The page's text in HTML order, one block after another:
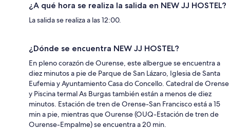
¿A qué hora se realiza la salida en NEW JJ HOSTEL?
La salida se realiza a las 12:00.
¿Dónde se encuentra NEW JJ HOSTEL?
En pleno corazón de Ourense, este albergue se encuentra a
diez minutos a pie de Parque de San Lázaro, Iglesia de Santa
Eufemia y Ayuntamiento Casa do Concello. Catedral de Orense
y Piscina termal As Burgas también están a menos de diez
minutos. Estación de tren de Orense-San Francisco está a 15
min a pie, mientras que Ourense (OUQ-Estación de tren de
Ourense-Empalme) se encuentra a 20 min.